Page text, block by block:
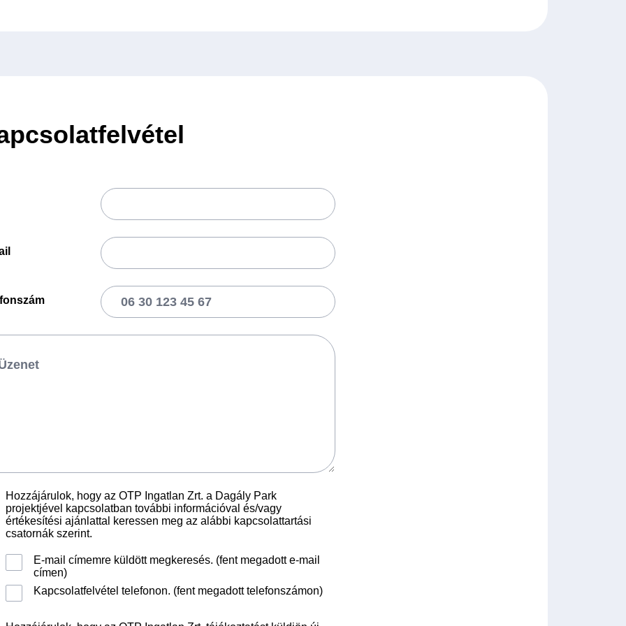
Hozzájárulok, hogy az OTP Ingatlan Zrt. a Dagály Park
projektjével kapcsolatban további információval és/vagy
értékesítési ajánlattal keressen meg az alábbi kapcsolattartási
csatornák szerint.
E-mail címemre küldött megkeresés. (fent megadott e-mail
címen)
Kapcsolatfelvétel telefonon. (fent megadott telefonszámon)